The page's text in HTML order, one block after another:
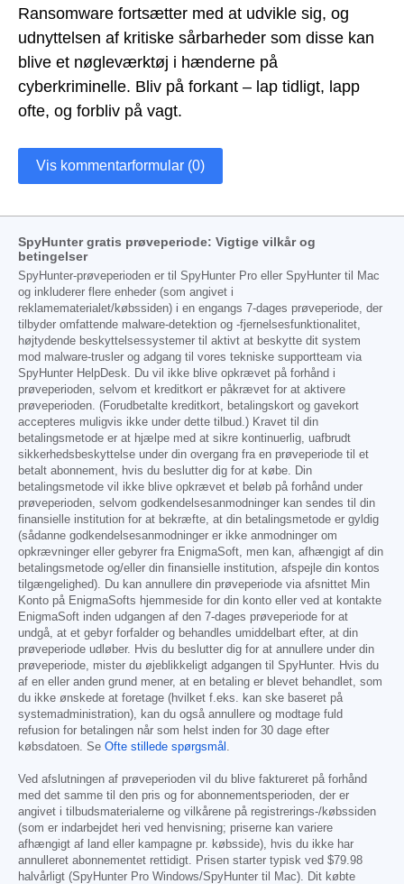
Ransomware fortsætter med at udvikle sig, og
udnyttelsen af kritiske sårbarheder som disse kan
blive et nøgleværktøj i hænderne på
cyberkriminelle. Bliv på forkant – lap tidligt, lapp
ofte, og forbliv på vagt.
Vis kommentarformular (0)
SpyHunter gratis prøveperiode: Vigtige vilkår og
betingelser
SpyHunter-prøveperioden er til SpyHunter Pro eller SpyHunter til Mac
og inkluderer flere enheder (som angivet i
reklamematerialet/købssiden) i en engangs 7-dages prøveperiode, der
tilbyder omfattende malware-detektion og -fjernelsesfunktionalitet,
højtydende beskyttelsessystemer til aktivt at beskytte dit system
mod malware-trusler og adgang til vores tekniske supportteam via
SpyHunter HelpDesk. Du vil ikke blive opkrævet på forhånd i
prøveperioden, selvom et kreditkort er påkrævet for at aktivere
prøveperioden. (Forudbetalte kreditkort, betalingskort og gavekort
accepteres muligvis ikke under dette tilbud.) Kravet til din
betalingsmetode er at hjælpe med at sikre kontinuerlig, uafbrudt
sikkerhedsbeskyttelse under din overgang fra en prøveperiode til et
betalt abonnement, hvis du beslutter dig for at købe. Din
betalingsmetode vil ikke blive opkrævet et beløb på forhånd under
prøveperioden, selvom godkendelsesanmodninger kan sendes til din
finansielle institution for at bekræfte, at din betalingsmetode er gyldig
(sådanne godkendelsesanmodninger er ikke anmodninger om
opkrævninger eller gebyrer fra EnigmaSoft, men kan, afhængigt af din
betalingsmetode og/eller din finansielle institution, afspejle din kontos
tilgængelighed). Du kan annullere din prøveperiode via afsnittet Min
Konto på EnigmaSofts hjemmeside for din konto eller ved at kontakte
EnigmaSoft inden udgangen af den 7-dages prøveperiode for at
undgå, at et gebyr forfalder og behandles umiddelbart efter, at din
prøveperiode udløber. Hvis du beslutter dig for at annullere under din
prøveperiode, mister du øjeblikkeligt adgangen til SpyHunter. Hvis du
af en eller anden grund mener, at en betaling er blevet behandlet, som
du ikke ønskede at foretage (hvilket f.eks. kan ske baseret på
systemadministration), kan du også annullere og modtage fuld
refusion for betalingen når som helst inden for 30 dage efter
købsdatoen. Se Ofte stillede spørgsmål .
Ved afslutningen af prøveperioden vil du blive faktureret på forhånd
med det samme til den pris og for abonnementsperioden, der er
angivet i tilbudsmaterialerne og vilkårene på registrerings-/købssiden
(som er indarbejdet heri ved henvisning; priserne kan variere
afhængigt af land eller kampagne pr. købsside), hvis du ikke har
annulleret abonnementet rettidigt. Prisen starter typisk ved $79.98
halvårligt (SpyHunter Pro Windows/SpyHunter til Mac). Dit købte